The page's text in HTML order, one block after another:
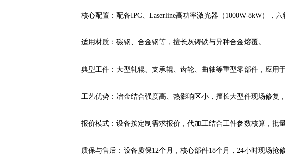
核心配置：配备IPG、Laserline高功率激光器（1000W-8kW），
适用材质：碳钢、合金钢等，擅长灰铸铁与异种合金熔覆。
典型工件：大型轧辊、支承辊、齿轮、曲轴等重型零部件，应用
工艺优势：冶金结合强度高、热影响区小，擅长大型件现场修复
报价模式：设备按定制需求报价，代加工结合工件参数核算，批
质保与售后：设备质保12个月，核心部件18个月，24小时现场抢